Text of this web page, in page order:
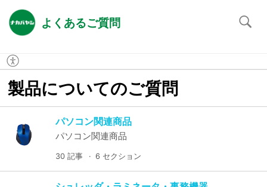
よくあるご質問
製品についてのご質問
パソコン関連商品
パソコン関連商品
30 記事 6 セクション